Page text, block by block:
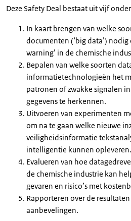
Deze Safety Deal bestaat uit vijf
In kaart brengen van welke
documenten (‘big data’)
warning’ in de chemische
Bepalen van welke soorten
informatietechnologieën het
patronen of zwakke signalen
gegevens te herkennen.
Uitvoeren van experimenten
om na te gaan welke nieuwe
veiligheidsinformatie
intelligentie kunnen opleveren.
Evalueren van hoe
de chemische industrie kan
gevaren en risico’s met
Rapporteren over de
aanbevelingen.